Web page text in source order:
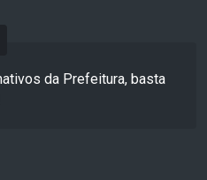
da Prefeitura, basta